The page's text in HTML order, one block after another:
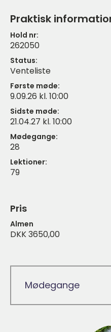
Praktisk
Hold nr:
262050
Status:
Venteliste
Første møde:
9.09.26 kl. 10:00
Sidste møde:
21.04.27 kl. 10:00
Mødegange:
28
Lektioner:
79
Pris
Almen
DKK 3650,00
Mødegange